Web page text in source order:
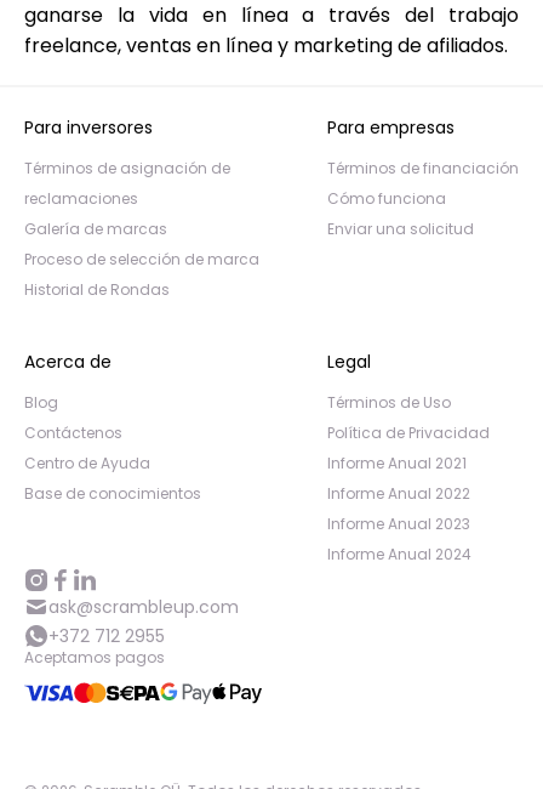
ganarse la vida en línea a través del trabajo
freelance, ventas en línea y marketing de afiliados.
Para inversores
Términos de asignación de
reclamaciones
Galería de marcas
Proceso de selección de marca
Historial de Rondas
Para empresas
Términos de financiación
Cómo funciona
Enviar una solicitud
Acerca de
Blog
Contáctenos
Centro de Ayuda
Base de conocimientos
Legal
Términos de Uso
Política de Privacidad
Informe Anual 2021
Informe Anual 2022
Informe Anual 2023
Informe Anual 2024
ask@scrambleup.com
+372 712 2955
Aceptamos pagos